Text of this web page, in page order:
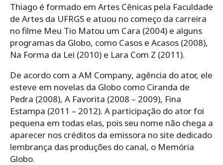
Thiago é formado em Artes Cênicas pela Faculdade
de Artes da UFRGS e atuou no começo da carreira
no filme Meu Tio Matou um Cara (2004) e alguns
programas da Globo, como Casos e Acasos (2008),
Na Forma da Lei (2010) e Lara Com Z (2011).
De acordo com a AM Company, agência do ator, ele
esteve em novelas da Globo como Ciranda de
Pedra (2008), A Favorita (2008 – 2009), Fina
Estampa (2011 – 2012). A participação do ator foi
pequena em todas elas, pois seu nome não chega a
aparecer nos créditos da emissora no site dedicado
lembrança das produções do canal, o Memória
Globo.